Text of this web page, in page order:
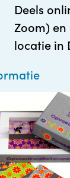
Deels
Zoom) en
locatie in